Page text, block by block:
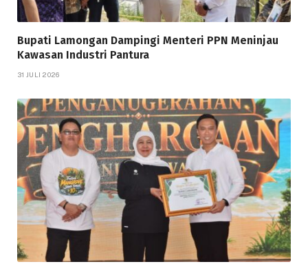
Bupati Lamongan Dampingi Menteri PPN Meninjau
Kawasan Industri Pantura
31 JULI 2026